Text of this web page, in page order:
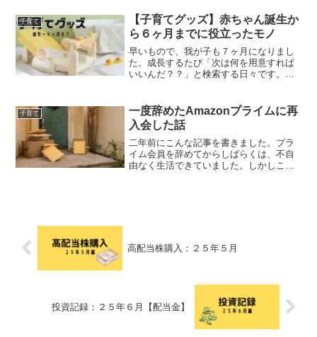
ンまでベトベトになるのはもう慣れまし
た。(笑)ばらちゃおにぎり...
子育て
【子育てグッズ】赤ちゃん誕生か
ら６ヶ月までに役立ったモノ
早いもので、我が子も７ヶ月になりまし
た。成長するたび「次は何を用意すれば
いいんだ？？」と検索する日々です。最
ように、生後６ヶ月くらいまでで特に役
立ったアイテム、逆に使わ...
子育て
一度辞めたAmazonプライムに再
入会した話
二年前にこんな記事を書きました。プラ
イム会員を辞めてからしばらくは、不自
由なく生活できていました。しかしこの
高配当株購入：２５年５月
投資記録：２５年６月【配当金】